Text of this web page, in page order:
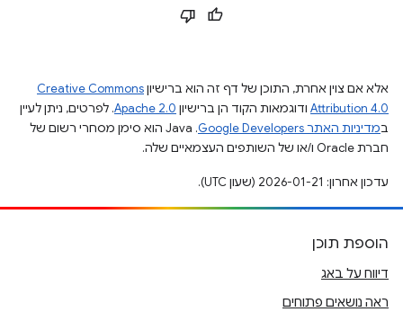
אלא אם צוין אחרת, התוכן של דף זה הוא ברישיוןCreative Commons
Attribution 4.0 ודוגמאות הקוד הן ברישיון Apache 2.0. לפרטים, ניתן לעיין
במדיניות האתר Google Developers‏
.‏ Java הוא סימן מסחרי רשום של
חברת Oracle ו/או של השותפים העצמאיים שלה.
עדכון אחרון: 2026-01-21 (שעון UTC).
הוספת תוכן
דיווח על באג
ראה נושאים פתוחים